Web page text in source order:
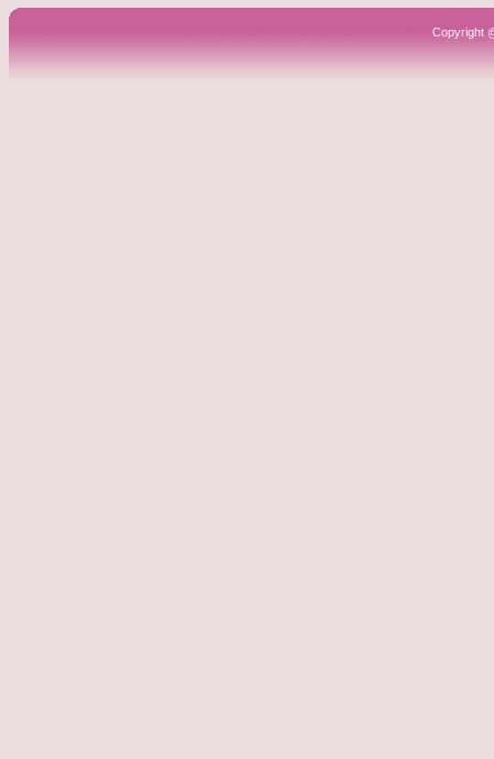
Copyright